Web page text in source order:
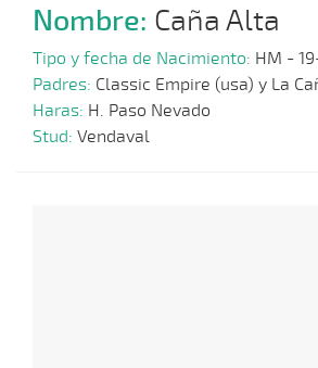
Nombre: Caña Alta
Tipo y fecha de Nacimiento: HM -
Padres: Classic Empire (usa) y La
Haras: H. Paso Nevado
Stud: Vendaval